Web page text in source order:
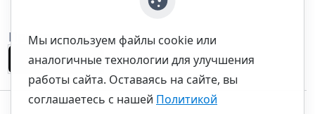
Приложение
Мы используем файлы cookie или
аналогичные технологии для улучшения
работы сайта. Оставаясь на сайте, вы
соглашаетесь с нашей Политикой